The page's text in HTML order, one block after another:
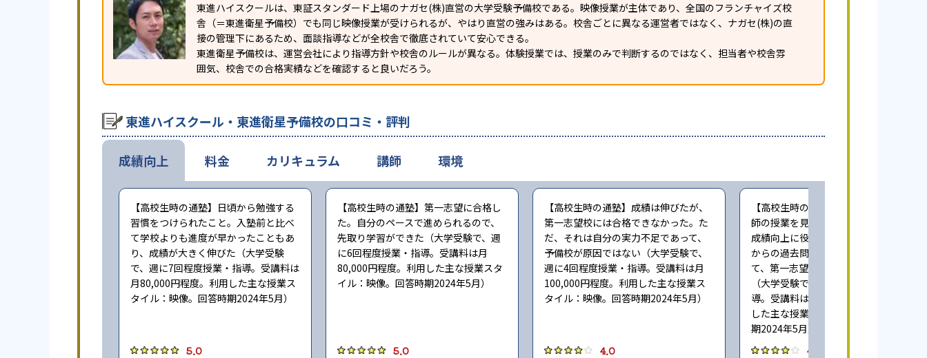
東進ハイスクールは、東証スタンダード上場のナガセ(株)直営の大学受験予備校である。映像授業が主体であり、全国のフランチャイズ校
舎（＝東進衛星予備校）でも同じ映像授業が受けられるが、やはり直営の強みはある。校舎ごとに異なる運営者ではなく、ナガセ(株)の直
接の管理下にあるため、面談指導などが全校舎で徹底されていて安心できる。
東進衛星予備校は、運営会社により指導方針や校舎のルールが異なる。体験授業では、授業のみで判断するのではなく、担当者や校舎雰
囲気、校舎での合格実績などを確認すると良いだろう。
東進ハイスクール・東進衛星予備校の口コミ・評判
成績向上
【高校生時の通塾】日頃から勉強する
習慣をつけられたこと。入塾前と比べ
て学校よりも進度が早かったこともあ
り、成績が大きく伸びた（大学受験
で、週に7回程度授業・指導。受講料は
月80,000円程度。利用した主な授業ス
タイル：映像。回答時期2024年5月）
5.0
【高校生時の通塾】第一志望に合格し
た。自分のペースで進められるので、
先取り学習ができた（大学受験で、週
に6回程度授業・指導。受講料は月
80,000円程度。利用した主な授業スタ
イル：映像。回答時期2024年5月）
5.0
【高校生時の通塾】成績は伸びたが、
第一志望校には合格できなかった。た
だ、それは自分の実力不足であって、
予備校が原因ではない（大学受験で、
週に4回程度授業・指導。受講料は月
100,000円程度。利用した主な授業ス
タイル：映像。回答時期2024年5月）
4.0
【高校生時の通塾】映像授業で一流講
師の授業を見続けることができた点は
成績向上に役立った。また、早い時期
からの過去問演習による指導も相まっ
て、第一志望に合格することができた
（大学受験で、週に5回程度授業・指
導。受講料は月100,000円程度。利用
した主な授業スタイル：映像。回答時
期2024年5月）
4.0
料金 カリキュラム 講師 環境